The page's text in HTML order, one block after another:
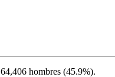
64,406 hombres (45.9%).